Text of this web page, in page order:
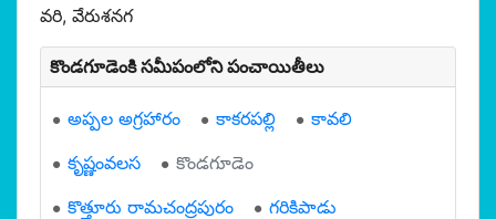
వరి, వేరుశనగ
కొండగూడెంకి సమీపంలోని పంచాయితీలు
అప్పల అగ్రహారం కాకరపల్లి
కావలి
కృష్ణంవలస
కొండగూడెం
కొత్తూరు రామచంద్రపురం
గరికిపాడు